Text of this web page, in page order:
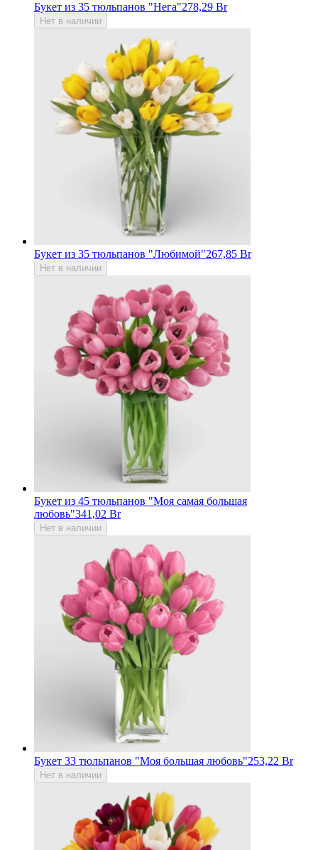
Букет из 35 тюльпанов "Нега"278,29 Br
Нет в наличии
Букет из 35 тюльпанов "Любимой"267,85 Br
Нет в наличии
Букет из 45 тюльпанов "Моя самая большая
любовь"341,02 Br
Нет в наличии
Букет 33 тюльпанов "Моя большая любовь"253,22 Br
Нет в наличии